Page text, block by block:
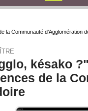
Communauté d’Agglomération
késako
de la